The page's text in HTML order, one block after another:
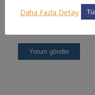
Daha Fazla Detay